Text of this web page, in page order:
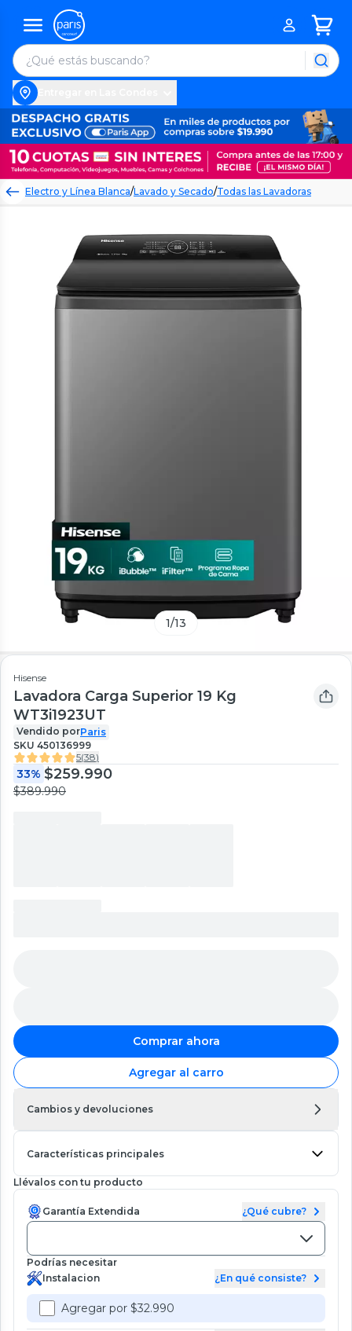
Electro y Línea Blanca/Lavado y Secado/Todas las Lavadoras
1/13
Hisense
Lavadora Carga Superior 19 Kg
WT3i1923UT
Vendido porParis
SKU 450136999
5(38)
33% $259.990
$389.990
Comprar ahora
Agregar al carro
Cambios y devoluciones
Características principales
Llévalos con tu producto
Garantía Extendida ¿Qué cubre?
Podrías necesitar
Instalacion
¿En qué consiste?
Agregar por $32.990